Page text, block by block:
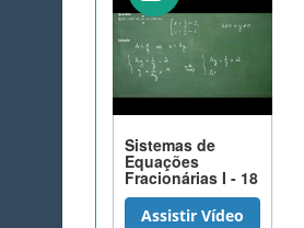
Sistemas de
Equações
Fracionárias I - 18
Assistir Vídeo